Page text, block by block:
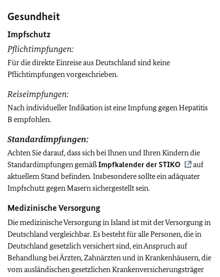
Gesundheit
Impfschutz
Pflichtimpfungen:
Für die direkte Einreise aus Deutschland sind keine
Pflichtimpfungen vorgeschrieben.
Reiseimpfungen:
Nach individueller Indikation ist eine Impfung gegen Hepatitis
B empfohlen.
Standardimpfungen:
Achten Sie darauf, dass sich bei Ihnen und Ihren Kindern die
Standardimpfungen gemäßImpfkalender derSTIKO
auf
aktuellem Stand befinden. Insbesondere sollte ein adäquater
Impfschutz gegen Masern sichergestellt sein.
Medizinische Versorgung
Die medizinische Versorgung in Island ist mit der Versorgung in
Deutschland vergleichbar. Es besteht für alle Personen, die in
Deutschland gesetzlich versichert sind, ein Anspruch auf
Behandlung bei Ärzten, Zahnärzten und in Krankenhäusern, die
vom ausländischen gesetzlichen Krankenversicherungsträger